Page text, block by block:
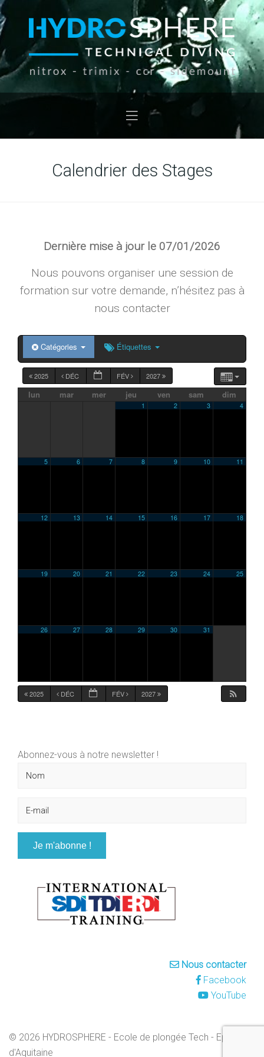
Calendrier des Stages
Dernière mise à jour le 07/01/2026
Nous pouvons organiser une session de
formation sur votre demande, n’hésitez pas à
nous contacter
Catégories Étiquettes
2025 DÉC FÉV 2027
lun mar mer jeu ven sam dim
1 2 3 4
5 6 7 8 9 10 11
12 13 14 15 16 17 18
19 20 21 22 23 24 25
26 27 28 29 30 31
2025 DÉC FÉV 2027
Abonnez-vous à notre newsletter !
Nous contacter
Facebook
YouTube
© 2026 HYDROSPHERE - Ecole de plongée Tech - Epaves
d'Aquitaine